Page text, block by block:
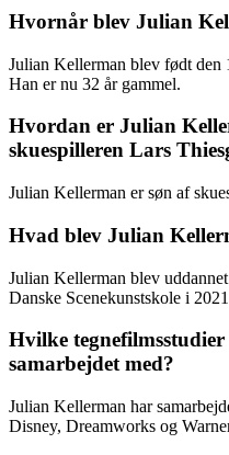
Hvornår blev Julian
Julian Kellerman blev født den
Han er nu 32 år gammel.
Hvordan er Julian
skuespilleren Lars
Julian Kellerman er søn af
Hvad blev Julian
Julian Kellerman blev
Danske Scenekunstskole i
Hvilke
samarbejdet med?
Julian Kellerman har
Disney, Dreamworks og